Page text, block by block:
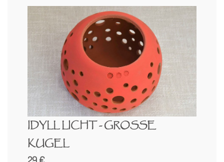
IDYLL LICHT - GROSSE K
UGEL